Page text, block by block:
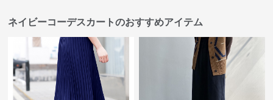
ネイビーコーデスカートのおすすめアイテム